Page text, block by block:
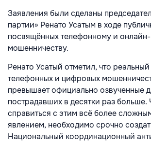
Заявления были сделаны
партии» Ренато Усатым в ходе
посвящённых телефонному и онлайн-
мошенничеству.
Ренато Усатый отметил, что
телефонных и цифровых
превышает официально озвученные
пострадавших в десятки раз больше.
справиться с этим всё более
явлением, необходимо срочно
Национальный координационный